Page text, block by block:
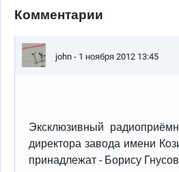
Комментарии
john - 1 ноября 2012 13:45
Эксклюзивный
директора завода имени
принадлежат - Борису